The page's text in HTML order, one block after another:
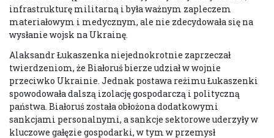
infrastrukturę militarną i była ważnym zapleczem
materiałowym i medycznym, ale nie zdecydowała się na
wysłanie wojsk na Ukrainę.
Alaksandr Łukaszenka niejednokrotnie zaprzeczał
twierdzeniom, że Białoruś bierze udział w wojnie
przeciwko Ukrainie. Jednak postawa reżimu Łukaszenki
spowodowała dalszą izolację gospodarczą i polityczną
państwa. Białoruś została obłożona dodatkowymi
sankcjami personalnymi, a sankcje sektorowe uderzyły w
kluczowe gałęzie gospodarki, w tym w przemysł